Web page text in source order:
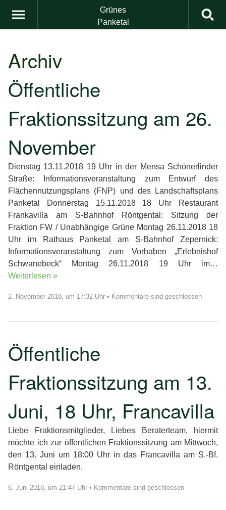
Grünes
Panketal
Archiv
Öffentliche
Fraktionssitzung am 26.
November
Dienstag 13.11.2018 19 Uhr in der Mensa Schönerlinder
Straße: Informationsveranstaltung zum Entwurf des
Flächennutzungsplans (FNP) und des Landschaftsplans
Panketal Donnerstag 15.11.2018 18 Uhr Restaurant
Frankavilla am S-Bahnhof Röntgental: Sitzung der
Fraktion FW / Unabhängige Grüne Montag 26.11.2018 18
Uhr im Rathaus Panketal am S-Bahnhof Zepernick:
Informationsveranstaltung zum Vorhaben „Erlebnishof
Schwanebeck“ Montag 26.11.2018 19 Uhr im…
Weiterlesen »
2. November 2018, um 17:32 Uhr • Kommentare sind geschlossen
Öffentliche
Fraktionssitzung am 13.
Juni, 18 Uhr, Francavilla
Liebe Fraktionsmitglieder, Liebes Beraterteam, hiermit
möchte ich zur öffentlichen Fraktionssitzung am Mittwoch,
den 13. Juni um 18:00 Uhr in das Francavilla am S.-Bf.
Röntgental einladen.
6. Juni 2018, um 21:47 Uhr • Kommentare sind geschlossen